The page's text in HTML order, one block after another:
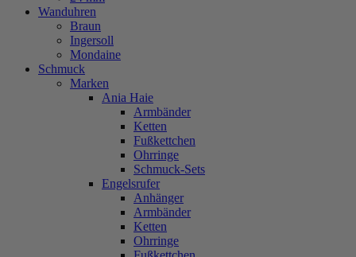
Wanduhren
Braun
Ingersoll
Mondaine
Schmuck
Marken
Ania Haie
Armbänder
Ketten
Fußkettchen
Ohrringe
Schmuck-Sets
Engelsrufer
Anhänger
Armbänder
Ketten
Ohrringe